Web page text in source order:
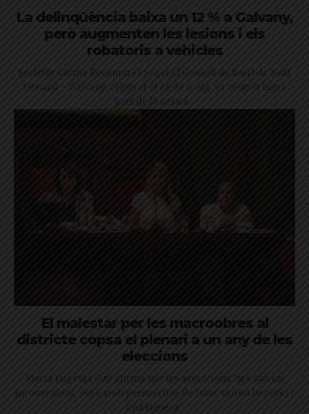
La delinqüència baixa un 12 % a Galvany,
però augmenten les lesions i els
robatoris a vehicles
Societat Carme Rocamora i Seguí El Consell de Barri de Sant
Gervasi – Galvany, celebrat el 26 de maig, va centrar bona
part de la sessió...
El malestar per les macroobres al
districte copsa el plenari a un any de les
eleccions
Maria Eugènia Gay afirma que les actuacions "ara són un
inconvenient, però amb perspectiva de futur són un benefici i
una riquesa"